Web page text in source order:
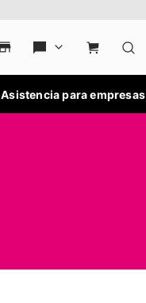
Asistencia para empresas